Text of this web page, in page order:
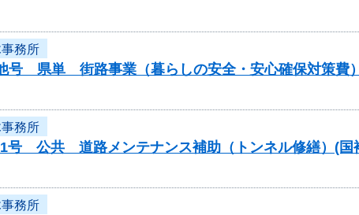
務所
号 県単 街路事業（暮らしの安全・安心確保対策費
務所
1号 公共 道路メンテナンス補助（トンネル修繕）(国
務所